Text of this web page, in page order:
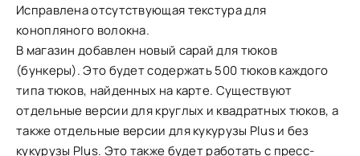
Исправлена отсутствующая текстура для
конопляного волокна.
В магазин добавлен новый сарай для тюков
(бункеры). Это будет содержать 500 тюков каждого
типа тюков, найденных на карте. Существуют
отдельные версии для круглых и квадратных тюков, а
также отдельные версии для кукурузы Plus и без
кукурузы Plus. Это также будет работать с пресс-